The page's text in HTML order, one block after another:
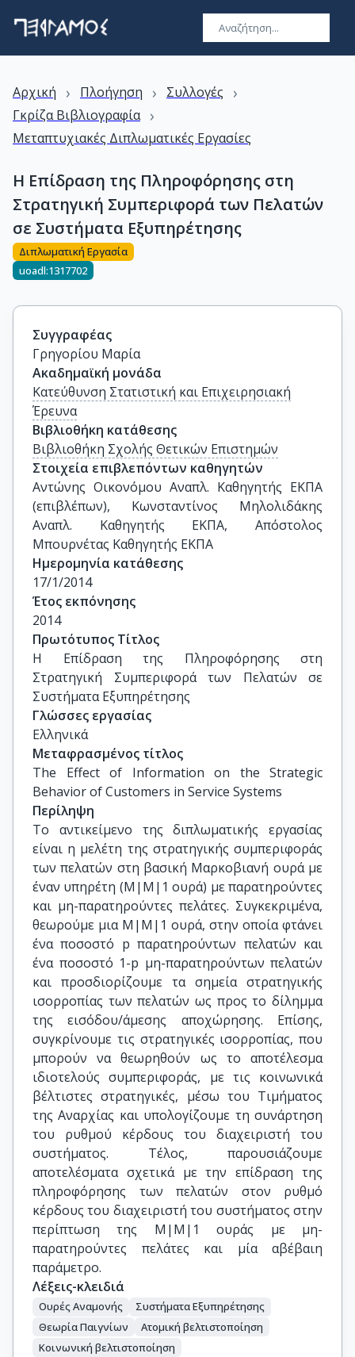
Αρχική › Πλοήγηση › Συλλογές ›
Γκρίζα Βιβλιογραφία ›
Μεταπτυχιακές Διπλωματικές Εργασίες
Η Επίδραση της Πληροφόρησης στη
Στρατηγική Συμπεριφορά των Πελατών
σε Συστήματα Εξυπηρέτησης
Διπλωματική Εργασία
uoadl:1317702
Συγγραφέας
Γρηγορίου Μαρία
Ακαδημαϊκή μονάδα
Κατεύθυνση Στατιστική και Επιχειρησιακή
Έρευνα
Βιβλιοθήκη κατάθεσης
Βιβλιοθήκη Σχολής Θετικών Επιστημών
Στοιχεία επιβλεπόντων καθηγητών
Αντώνης Οικονόμου Αναπλ. Καθηγητής ΕΚΠΑ
(επιβλέπων), Κωνσταντίνος Μηλολιδάκης
Αναπλ. Καθηγητής ΕΚΠΑ, Απόστολος
Μπουρνέτας Καθηγητής ΕΚΠΑ
Ημερομηνία κατάθεσης
17/1/2014
Έτος εκπόνησης
2014
Πρωτότυπος Τίτλος
Η Επίδραση της Πληροφόρησης στη
Στρατηγική Συμπεριφορά των Πελατών σε
Συστήματα Εξυπηρέτησης
Γλώσσες εργασίας
Ελληνικά
Μεταφρασμένος τίτλος
The Effect of Information on the Strategic
Behavior of Customers in Service Systems
Περίληψη
Το αντικείμενο της διπλωματικής εργασίας
είναι η μελέτη της στρατηγικής συμπεριφοράς
των πελατών στη βασική Μαρκοβιανή ουρά με
έναν υπηρέτη (Μ|Μ|1 ουρά) με παρατηρούντες
και μη-παρατηρούντες πελάτες. Συγκεκριμένα,
θεωρούμε μια Μ|Μ|1 ουρά, στην οποία φτάνει
ένα ποσοστό p παρατηρούντων πελατών και
ένα ποσοστό 1-p μη-παρατηρούντων πελατών
και προσδιορίζουμε τα σημεία στρατηγικής
ισορροπίας των πελατών ως προς το δίλημμα
της εισόδου/άμεσης αποχώρησης. Επίσης,
συγκρίνουμε τις στρατηγικές ισορροπίας, που
μπορούν να θεωρηθούν ως το αποτέλεσμα
ιδιοτελούς συμπεριφοράς, με τις κοινωνικά
βέλτιστες στρατηγικές, μέσω του Τιμήματος
της Αναρχίας και υπολογίζουμε τη συνάρτηση
του ρυθμού κέρδους του διαχειριστή του
συστήματος. Τέλος, παρουσιάζουμε
αποτελέσματα σχετικά με την επίδραση της
πληροφόρησης των πελατών στον ρυθμό
κέρδους του διαχειριστή του συστήματος στην
περίπτωση της Μ|Μ|1 ουράς με μη-
παρατηρούντες πελάτες και μία αβέβαιη
παράμετρο.
Λέξεις-κλειδιά
Ουρές Αναμονής
Συστήματα Εξυπηρέτησης
Θεωρία Παιγνίων
Ατομική βελτιστοποίηση
Κοινωνική βελτιστοποίηση